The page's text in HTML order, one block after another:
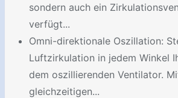
sondern auch ein
verfügt...
Omni-direktionale Oszillation:
Luftzirkulation in jedem Winkel
dem oszillierenden Ventilator.
gleichzeitigen...